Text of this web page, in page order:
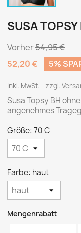
SUSA
Vorher54,95 €
52,20 €
5%
inkl. MwSt. zzgl.
Susa Topsy BH
angenehmes
Größe: 70 C
Farbe: haut
Mengenrabatt